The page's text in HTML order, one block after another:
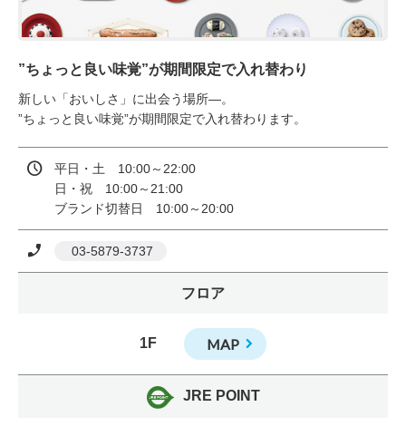
”ちょっと良い味覚”が期間限定で入れ替わり
新しい「おいしさ」に出会う場所—。
”ちょっと良い味覚”が期間限定で入れ替わります。
平日・土　10:00～22:00
日・祝　10:00～21:00
ブランド切替日　10:00～20:00
03-5879-3737
フロア
1F MAP
JRE POINT